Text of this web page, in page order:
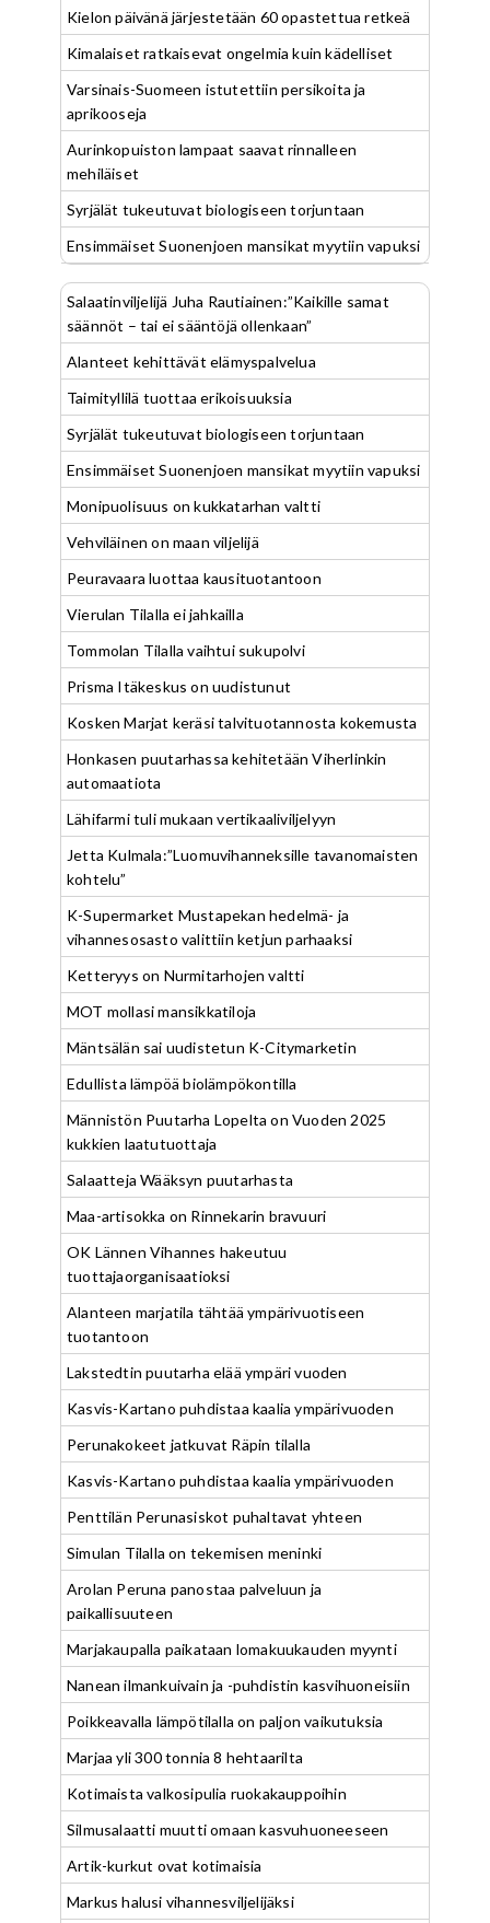
Kielon päivänä järjestetään 60 opastettua retkeä
Kimalaiset ratkaisevat ongelmia kuin kädelliset
Varsinais-Suomeen istutettiin persikoita ja
aprikooseja
Aurinkopuiston lampaat saavat rinnalleen
mehiläiset
Syrjälät tukeutuvat biologiseen torjuntaan
Ensimmäiset Suonenjoen mansikat myytiin vapuksi
Salaatinviljelijä Juha Rautiainen:”Kaikille samat
säännöt – tai ei sääntöjä ollenkaan”
Alanteet kehittävät elämyspalvelua
Taimityllilä tuottaa erikoisuuksia
Syrjälät tukeutuvat biologiseen torjuntaan
Ensimmäiset Suonenjoen mansikat myytiin vapuksi
Monipuolisuus on kukkatarhan valtti
Vehviläinen on maan viljelijä
Peuravaara luottaa kausituotantoon
Vierulan Tilalla ei jahkailla
Tommolan Tilalla vaihtui sukupolvi
Prisma Itäkeskus on uudistunut
Kosken Marjat keräsi talvituotannosta kokemusta
Honkasen puutarhassa kehitetään Viherlinkin
automaatiota
Lähifarmi tuli mukaan vertikaaliviljelyyn
Jetta Kulmala:”Luomuvihanneksille tavanomaisten
kohtelu”
K-Supermarket Mustapekan hedelmä- ja
vihannesosasto valittiin ketjun parhaaksi
Ketteryys on Nurmitarhojen valtti
MOT mollasi mansikkatiloja
Mäntsälän sai uudistetun K-Citymarketin
Edullista lämpöä biolämpökontilla
Männistön Puutarha Lopelta on Vuoden 2025
kukkien laatutuottaja
Salaatteja Wääksyn puutarhasta
Maa-artisokka on Rinnekarin bravuuri
OK Lännen Vihannes hakeutuu
tuottajaorganisaatioksi
Alanteen marjatila tähtää ympärivuotiseen
tuotantoon
Lakstedtin puutarha elää ympäri vuoden
Kasvis-Kartano puhdistaa kaalia ympärivuoden
Perunakokeet jatkuvat Räpin tilalla
Kasvis-Kartano puhdistaa kaalia ympärivuoden
Penttilän Perunasiskot puhaltavat yhteen
Simulan Tilalla on tekemisen meninki
Arolan Peruna panostaa palveluun ja
paikallisuuteen
Marjakaupalla paikataan lomakuukauden myynti
Nanean ilmankuivain ja -puhdistin kasvihuoneisiin
Poikkeavalla lämpötilalla on paljon vaikutuksia
Marjaa yli 300 tonnia 8 hehtaarilta
Kotimaista valkosipulia ruokakauppoihin
Silmusalaatti muutti omaan kasvuhuoneeseen
Artik-kurkut ovat kotimaisia
Markus halusi vihannesviljelijäksi